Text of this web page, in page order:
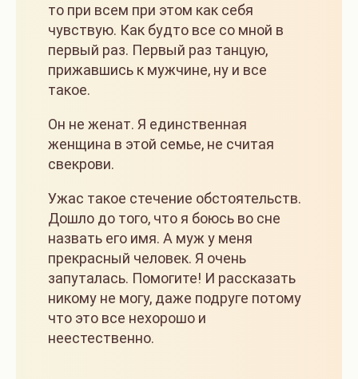
то при всем при этом как себя
чувствую. Как будто все со мной в
первый раз. Первый раз танцую,
прижавшись к мужчине, ну и все
такое.
Он не женат. Я единственная
женщина в этой семье, не считая
свекрови.
Ужас такое стечение обстоятельств.
Дошло до того, что я боюсь во сне
назвать его имя. А муж у меня
прекрасный человек. Я очень
запуталась. Помогите! И рассказать
никому не могу, даже подруге потому
что это все нехорошо и
неестественно.